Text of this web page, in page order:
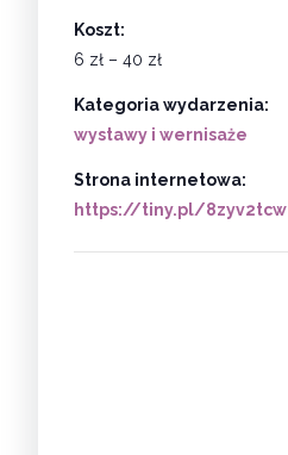
Koszt:
6 zł – 40 zł
Kategoria wydarzenia:
wystawy i wernisaże
Strona internetowa:
https://tiny.pl/8zyv2tcw